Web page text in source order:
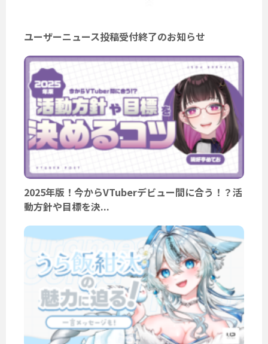
ユーザーニュース投稿受付終了のお知らせ
2025年版！今からVTuberデビュー間に合う！？活
動方針や目標を決...